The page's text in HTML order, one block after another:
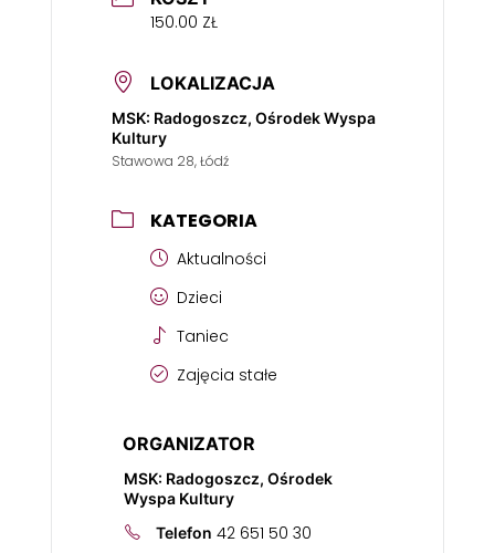
150.00 ZŁ
LOKALIZACJA
MSK: Radogoszcz, Ośrodek Wyspa
Kultury
Stawowa 28, Łódź
KATEGORIA
Aktualności
Dzieci
Taniec
Zajęcia stałe
ORGANIZATOR
MSK: Radogoszcz, Ośrodek
Wyspa Kultury
Telefon 42 651 50 30